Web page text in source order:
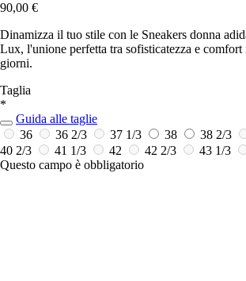
90,00 €
Dinamizza il tuo stile con le Sneakers donna
Lux, l'unione perfetta tra sofisticatezza e
giorni.
Taglia
*
Guida alle taglie
36
36 2/3 37 1/3 38 38 2/3
40 2/3
41 1/3 42 42 2/3 43 1/3
Questo campo è obbligatorio